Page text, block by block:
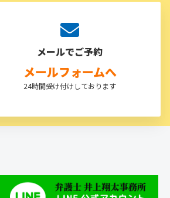
メールでご予約
メールフォームへ
24時間受け付けしております